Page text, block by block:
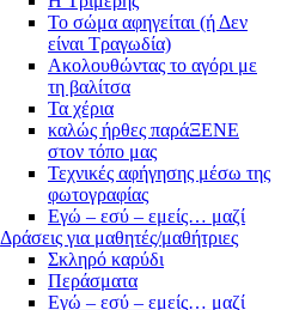
Το σώμα αφηγείται (ή Δεν
είναι Τραγωδία)
Ακολουθώντας το αγόρι με
τη βαλίτσα
Τα χέρια
καλώς ήρθες παράΞΕΝΕ
στον τόπο μας
Τεχνικές αφήγησης μέσω της
φωτογραφίας
Εγώ – εσύ – εμείς… μαζί
Δράσεις για μαθητές/μαθήτριες
Σκληρό καρύδι
Περάσματα
Εγώ – εσύ – εμείς… μαζί